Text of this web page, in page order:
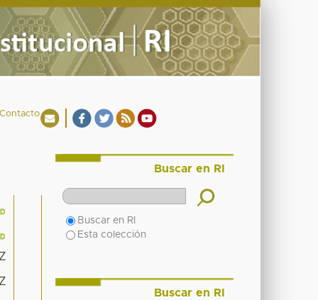
Contacto
Buscar en RI
Buscar en RI
Esta colección
Buscar en RI